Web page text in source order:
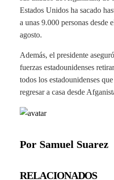
Estados Unidos ha sacado
a unas 9.000 personas desde
agosto.
Además, el presidente
fuerzas estadounidenses
todos los estadounidenses
regresar a casa desde
Por Samuel Suarez
RELACIONADOS